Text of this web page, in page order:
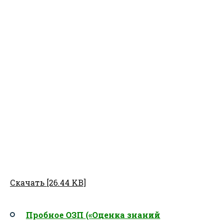
Скачать [26.44 KB]
Пробное ОЗП («Оценка знаний